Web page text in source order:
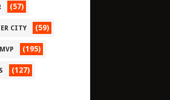
(57)
CITY (59)
MVP (195)
(127)